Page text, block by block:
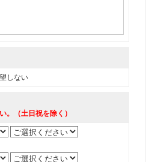
しない
。（土日祝を除く）